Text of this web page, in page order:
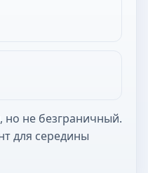
не безграничный.
для середины